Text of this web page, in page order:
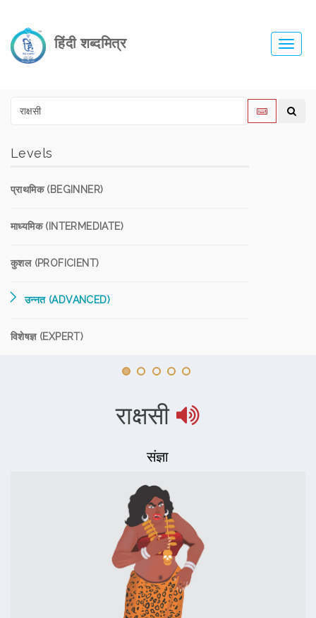
हिंदी शब्दमित्र
Levels
प्राथमिक (BEGINNER)
माध्यमिक (INTERMEDIATE)
कुशल (PROFICIENT)
उन्नत (ADVANCED)
विशेषज्ञ (EXPERT)
राक्षसी
संज्ञा